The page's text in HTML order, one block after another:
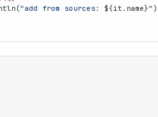
"add from sources: ${it.name}"